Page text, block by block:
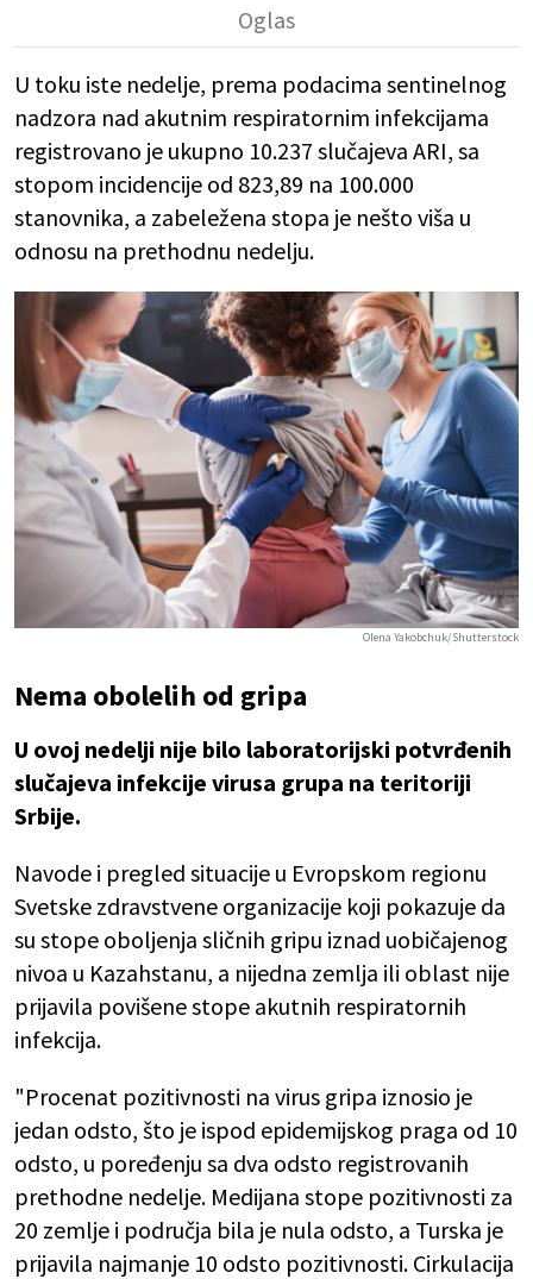
U toku iste nedelje, prema podacima sentinelnog
nadzora nad akutnim respiratornim infekcijama
registrovano je ukupno 10.237 slučajeva ARI, sa
stopom incidencije od 823,89 na 100.000
stanovnika, a zabeležena stopa je nešto viša u
odnosu na prethodnu nedelju.
Olena Yakobchuk/Shutterstock
Nema obolelih od gripa
U ovoj nedelji nije bilo laboratorijski potvrđenih
slučajeva infekcije virusa grupa na teritoriji
Srbije.
Navode i pregled situacije u Evropskom regionu
Svetske zdravstvene organizacije koji pokazuje da
su stope oboljenja sličnih gripu iznad uobičajenog
nivoa u Kazahstanu, a nijedna zemlja ili oblast nije
prijavila povišene stope akutnih respiratornih
infekcija.
"Procenat pozitivnosti na virus gripa iznosio je
jedan odsto, što je ispod epidemijskog praga od 10
odsto, u poređenju sa dva odsto registrovanih
prethodne nedelje. Medijana stope pozitivnosti za
20 zemlje i područja bila je nula odsto, a Turska je
prijavila najmanje 10 odsto pozitivnosti. Cirkulacija